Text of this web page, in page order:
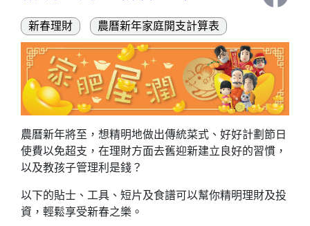
新春理財 農曆新年家庭開支計算表
農曆新年將至，想精明地做出傳統菜式、好好計劃節日
使費以免超支，在理財方面去舊迎新建立良好的習慣，
以及教孩子管理利是錢？
以下的貼士、工具、短片及食譜可以幫你精明理財及投
資，輕鬆享受新春之樂。